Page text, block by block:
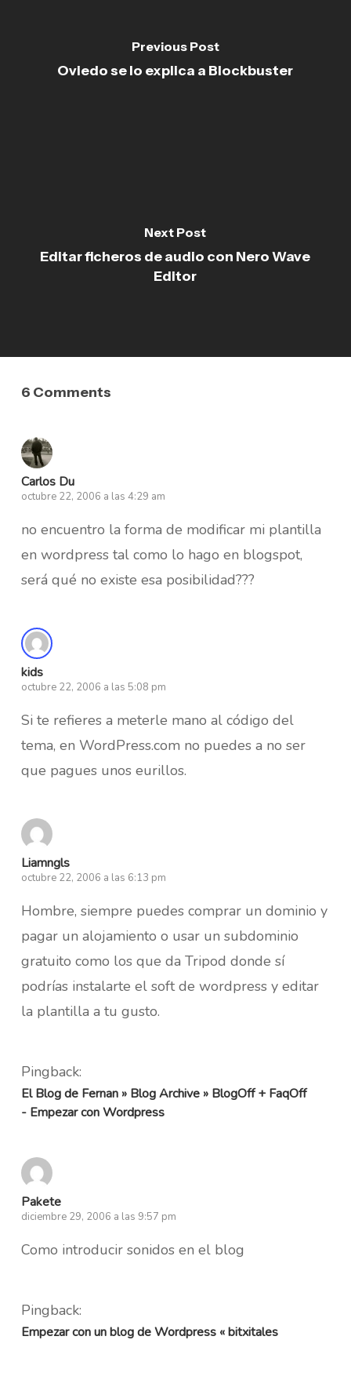
Previous Post
Oviedo se lo explica a Blockbuster
Next Post
Editar ficheros de audio con Nero Wave
Editor
6 Comments
Carlos Du
octubre 22, 2006 a las 4:29 am
no encuentro la forma de modificar mi plantilla
en wordpress tal como lo hago en blogspot,
será qué no existe esa posibilidad???
kids
octubre 22, 2006 a las 5:08 pm
Si te refieres a meterle mano al código del
tema, en WordPress.com no puedes a no ser
que pagues unos eurillos.
Liamngls
octubre 22, 2006 a las 6:13 pm
Hombre, siempre puedes comprar un dominio y
pagar un alojamiento o usar un subdominio
gratuito como los que da Tripod donde sí
podrías instalarte el soft de wordpress y editar
la plantilla a tu gusto.
Pingback:
El Blog de Fernan » Blog Archive » BlogOff + FaqOff
- Empezar con Wordpress
Pakete
diciembre 29, 2006 a las 9:57 pm
Como introducir sonidos en el blog
Pingback:
Empezar con un blog de Wordpress « bitxitales